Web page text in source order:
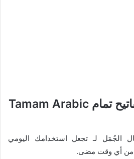
مميزات لوحة المفاتيح تمام Tamam Arabic
الجُمَل لـ تجعل استخدامك اليومي
من أي وقت مضى.